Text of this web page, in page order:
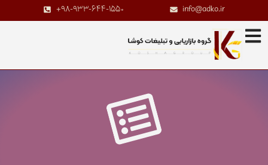
info@adko.ir
+98-933-644-1550